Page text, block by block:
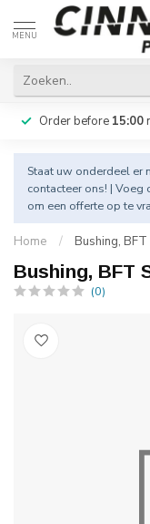
MENU
Order before 15:00
Staat uw onderdeel er
contacteer ons! | Voeg
om een offerte op te
Home / Bushing,
Bushing, BFT
(0)